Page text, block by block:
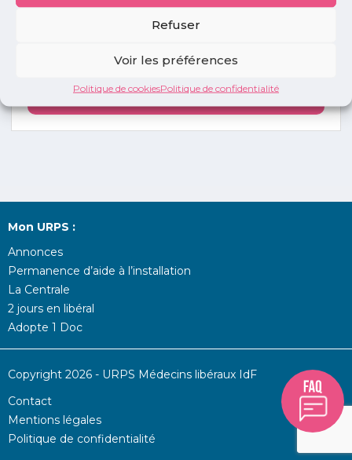
Refuser
Voir les préférences
Politique de cookiesPolitique de confidentialité
annonces
Mon URPS :
Annonces
Permanence d’aide à l’installation
La Centrale
2 jours en libéral
Adopte 1 Doc
Copyright 2026 - URPS Médecins libéraux IdF
Contact
Mentions légales
Politique de confidentialité